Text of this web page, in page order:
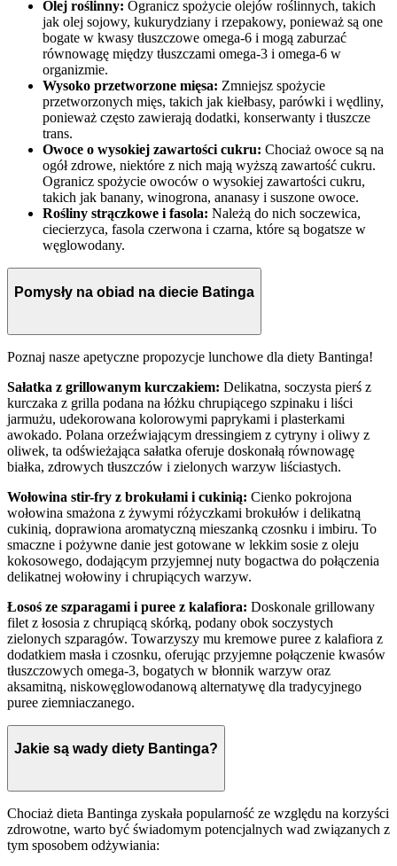
Olej roślinny: Ogranicz spożycie olejów roślinnych, takich
jak olej sojowy, kukurydziany i rzepakowy, ponieważ są one
bogate w kwasy tłuszczowe omega-6 i mogą zaburzać
równowagę między tłuszczami omega-3 i omega-6 w
organizmie.
Wysoko przetworzone mięsa: Zmniejsz spożycie
przetworzonych mięs, takich jak kiełbasy, parówki i wędliny,
ponieważ często zawierają dodatki, konserwanty i tłuszcze
trans.
Owoce o wysokiej zawartości cukru: Chociaż owoce są na
ogół zdrowe, niektóre z nich mają wyższą zawartość cukru.
Ogranicz spożycie owoców o wysokiej zawartości cukru,
takich jak banany, winogrona, ananasy i suszone owoce.
Rośliny strączkowe i fasola: Należą do nich soczewica,
ciecierzyca, fasola czerwona i czarna, które są bogatsze w
węglowodany.
Pomysły na obiad na diecie Batinga
Poznaj nasze apetyczne propozycje lunchowe dla diety Bantinga!
Sałatka z grillowanym kurczakiem: Delikatna, soczysta pierś z
kurczaka z grilla podana na łóżku chrupiącego szpinaku i liści
jarmużu, udekorowana kolorowymi paprykami i plasterkami
awokado. Polana orzeźwiającym dressingiem z cytryny i oliwy z
oliwek, ta odświeżająca sałatka oferuje doskonałą równowagę
białka, zdrowych tłuszczów i zielonych warzyw liściastych.
Wołowina stir-fry z brokułami i cukinią: Cienko pokrojona
wołowina smażona z żywymi różyczkami brokułów i delikatną
cukinią, doprawiona aromatyczną mieszanką czosnku i imbiru. To
smaczne i pożywne danie jest gotowane w lekkim sosie z oleju
kokosowego, dodającym przyjemnej nuty bogactwa do połączenia
delikatnej wołowiny i chrupiących warzyw.
Łosoś ze szparagami i puree z kalafiora: Doskonale grillowany
filet z łososia z chrupiącą skórką, podany obok soczystych
zielonych szparagów. Towarzyszy mu kremowe puree z kalafiora z
dodatkiem masła i czosnku, oferując przyjemne połączenie kwasów
tłuszczowych omega-3, bogatych w błonnik warzyw oraz
aksamitną, niskowęglowodanową alternatywę dla tradycyjnego
puree ziemniaczanego.
Jakie są wady diety Bantinga?
Chociaż dieta Bantinga zyskała popularność ze względu na korzyści
zdrowotne, warto być świadomym potencjalnych wad związanych z
tym sposobem odżywiania: